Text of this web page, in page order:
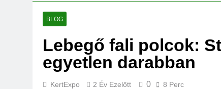
BLOG
Lebegő fali polcok:
egyetlen darabban
KertExpo 2 Év Ezelőtt 0 8 Perc